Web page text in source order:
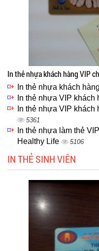
In thẻ nhựa khách hàng VIP
In thẻ nhựa khách
In thẻ nhựa VIP khách
In thẻ nhựa VIP
5361
In thẻ nhựa làm thẻ
Healthy Life
5106
IN THẺ SINH VIÊN